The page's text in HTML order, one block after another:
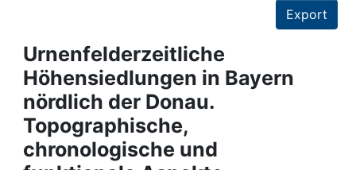
Projects
People
Institutions
Export
Urnenfelderzeitliche
Höhensiedlungen in Bayern
nördlich der Donau.
Topographische,
chronologische und